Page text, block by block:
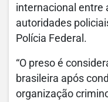
internacional entre
autoridades
Polícia Federal.
“O preso é
brasileira após
organização